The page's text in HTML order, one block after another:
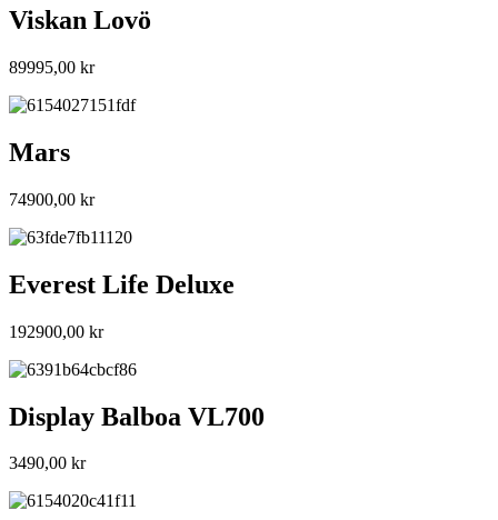
Viskan Lovö
89995,00 kr
Mars
74900,00 kr
Everest Life Deluxe
192900,00 kr
Display Balboa VL700
3490,00 kr